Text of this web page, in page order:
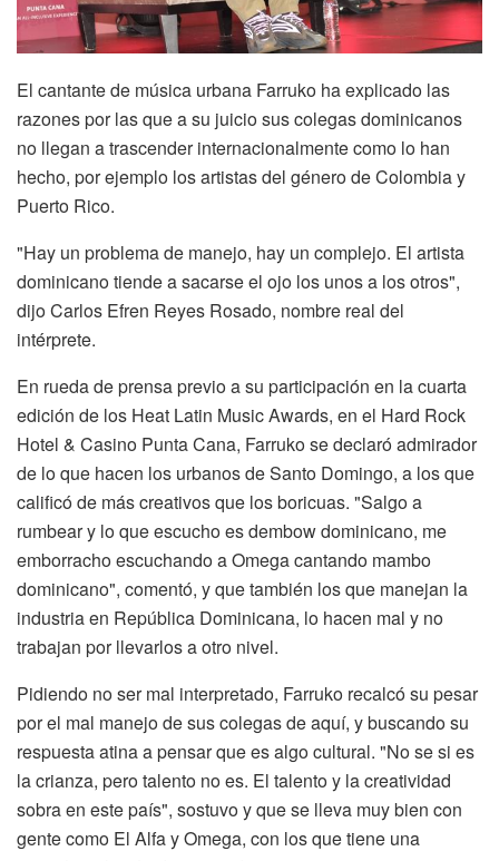
El cantante de música urbana Farruko ha explicado las
razones por las que a su juicio sus colegas dominicanos
no llegan a trascender internacionalmente como lo han
hecho, por ejemplo los artistas del género de Colombia y
Puerto Rico.
"Hay un problema de manejo, hay un complejo. El artista
dominicano tiende a sacarse el ojo los unos a los otros",
dijo Carlos Efren Reyes Rosado, nombre real del
intérprete.
En rueda de prensa previo a su participación en la cuarta
edición de los Heat Latin Music Awards, en el Hard Rock
Hotel & Casino Punta Cana, Farruko se declaró admirador
de lo que hacen los urbanos de Santo Domingo, a los que
calificó de más creativos que los boricuas. "Salgo a
rumbear y lo que escucho es dembow dominicano, me
emborracho escuchando a Omega cantando mambo
dominicano", comentó, y que también los que manejan la
industria en República Dominicana, lo hacen mal y no
trabajan por llevarlos a otro nivel.
Pidiendo no ser mal interpretado, Farruko recalcó su pesar
por el mal manejo de sus colegas de aquí, y buscando su
respuesta atina a pensar que es algo cultural. "No se si es
la crianza, pero talento no es. El talento y la creatividad
sobra en este país", sostuvo y que se lleva muy bien con
gente como El Alfa y Omega, con los que tiene una